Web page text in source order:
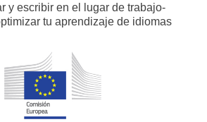
y escribir en el lugar de trabajo-
tu aprendizaje de idiomas